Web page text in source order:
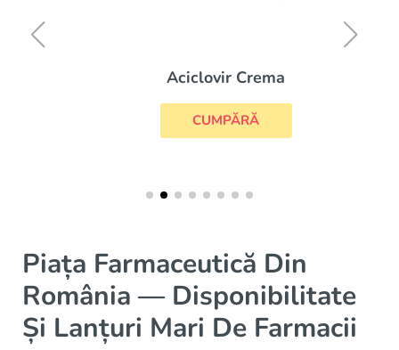
Aciclovir Crema
CUMPĂRĂ
Piața Farmaceutică Din
România — Disponibilitate
Și Lanțuri Mari De Farmacii